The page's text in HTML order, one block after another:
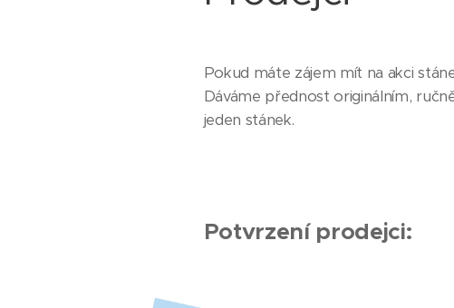
Pokud máte zájem mít na akci
Dáváme přednost originálním,
jeden stánek.
Potvrzení prodejci: